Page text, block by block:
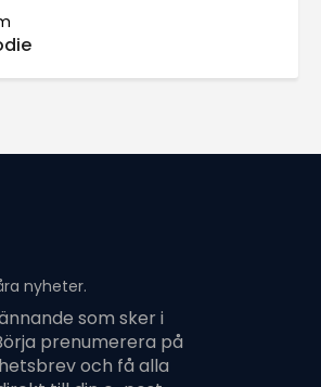
nyheter.
som sker i
prenumerera på
och få alla